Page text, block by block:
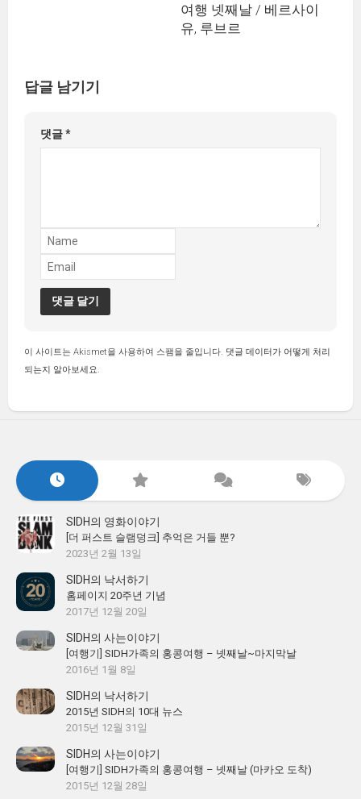
여행 넷째날 / 베르사이
유, 루브르
답글 남기기
댓글*
이 사이트는 Akismet을 사용하여 스팸을 줄입니다. 댓글 데이터가 어떻게 처리
되는지 알아보세요.
SIDH의 영화이야기
[더 퍼스트 슬램덩크] 추억은 거들 뿐?
2023년 2월 13일
SIDH의 낙서하기
홈페이지 20주년 기념
2017년 12월 20일
SIDH의 사는이야기
[여행기] SIDH가족의 홍콩여행 – 넷째날~마지막날
2016년 1월 8일
SIDH의 낙서하기
2015년 SIDH의 10대 뉴스
2015년 12월 31일
SIDH의 사는이야기
[여행기] SIDH가족의 홍콩여행 – 넷째날 (마카오 도착)
2015년 12월 28일